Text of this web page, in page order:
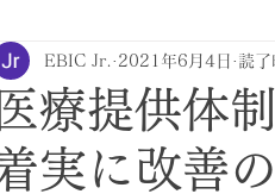
療提供体
実に改善
EBIC Jr. 2021年6月4日 読